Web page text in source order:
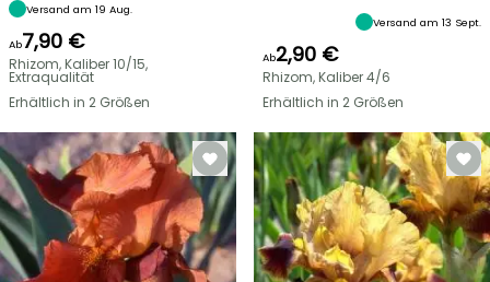
Versand am 19 Aug.
Ab7,90 €
Rhizom, Kaliber 10/15,
Extraqualität
Erhältlich in 2 Größen
Versand am 13 Sept.
Ab2,90 €
Rhizom, Kaliber 4/6
Erhältlich in 2 Größen